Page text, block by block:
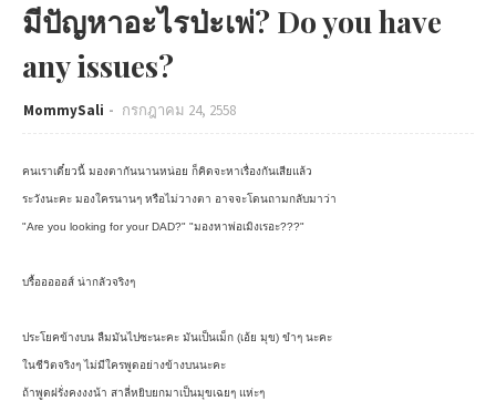
มีปัญหาอะไรป่ะเพ่? Do you have
any issues?
MommySali กรกฎาคม 24, 2558
คนเราเดี๋ยวนี้ มองตากันนานหน่อย ก็คิดจะหาเรื่องกันเสียแล้ว
ระวังนะคะ มองใครนานๆ หรือไม่วางตา อาจจะโดนถามกลับมาว่า
"Are you looking for your DAD?" "มองหาพ่อเมิงเรอะ???"
บรื้อออออส์ น่ากลัวจริงๆ
ประโยคข้างบน ลืมมันไปซะนะคะ มันเป็นเม็ก (เอ้ย มุข) ขำๆ นะคะ
ในชีวิตจริงๆ ไม่มีใครพูดอย่างข้างบนนะคะ
ถ้าพูดฝรั่งคงงงน้า สาลี่หยิบยกมาเป็นมุขเฉยๆ แห่ะๆ